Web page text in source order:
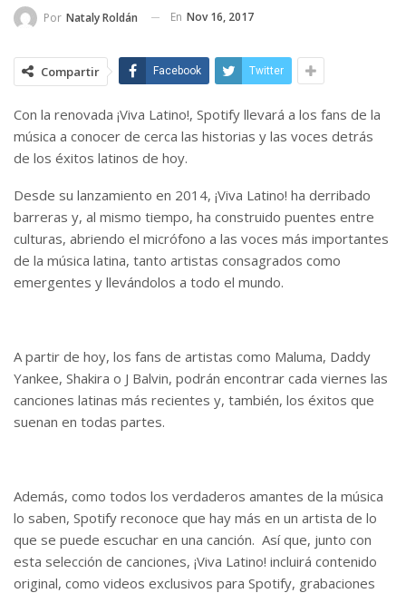
Por Nataly Roldán En Nov 16, 2017
Compartir Facebook Twitter
Con la renovada ¡Viva Latino!, Spotify llevará a los fans de la
música a conocer de cerca las historias y las voces detrás
de los éxitos latinos de hoy.
Desde su lanzamiento en 2014, ¡Viva Latino! ha derribado
barreras y, al mismo tiempo, ha construido puentes entre
culturas, abriendo el micrófono a las voces más importantes
de la música latina, tanto artistas consagrados como
emergentes y llevándolos a todo el mundo.
A partir de hoy, los fans de artistas como Maluma, Daddy
Yankee, Shakira o J Balvin, podrán encontrar cada viernes las
canciones latinas más recientes y, también, los éxitos que
suenan en todas partes.
Además, como todos los verdaderos amantes de la música
lo saben, Spotify reconoce que hay más en un artista de lo
que se puede escuchar en una canción. Así que, junto con
esta selección de canciones, ¡Viva Latino! incluirá contenido
original, como videos exclusivos para Spotify, grabaciones